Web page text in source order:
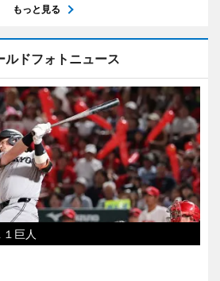
もっと見る
ルドフォトニュース
巨人